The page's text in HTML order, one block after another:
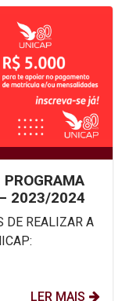
– 2023/2024
DE REALIZAR A
LER MAIS